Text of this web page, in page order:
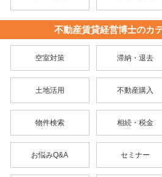
不動産賃貸経営博士のカ
空室対策 滞納・退去
土地活用 不動産購入
物件検索 相続・税金
お悩みQ&A セミナー